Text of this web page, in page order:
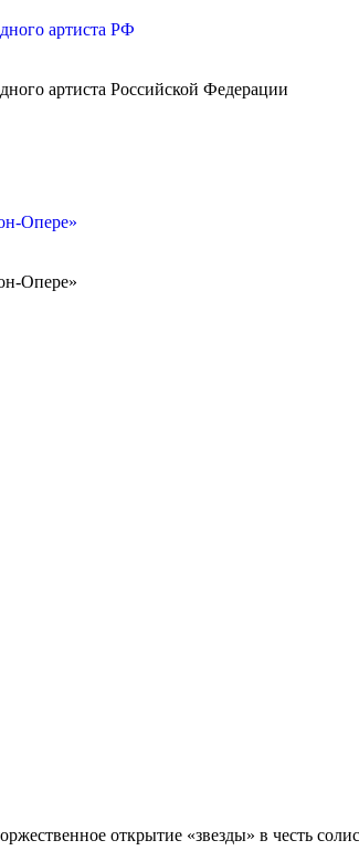
артиста РФ
артиста Российской Федерации
Опере»
Опере»
открытие «звезды» в честь